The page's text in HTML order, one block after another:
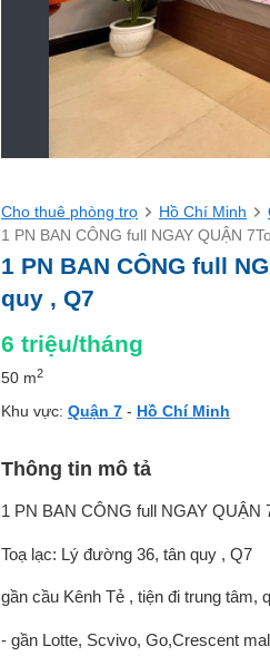
Cho thuê phòng trọ Hồ Chí Minh
1 PN BAN CÔNG full NGAY QUẬN
1 PN BAN CÔNG full
quy , Q7
6 triệu/tháng
50 m2
Khu vực: Quận 7 - Hồ Chí Minh
Thông tin mô tả
1 PN BAN CÔNG full NGAY QUẬN
Toạ lạc: Lý đường 36, tân quy , Q7
gần cầu Kênh Tẻ , tiện đi trung tâm,
- gần Lotte, Scvivo, Go,Crescent